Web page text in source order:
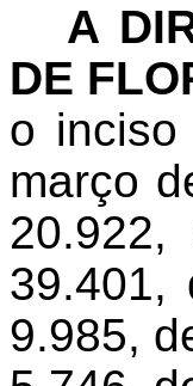
A
DE
o
março
39.401,
9.985,